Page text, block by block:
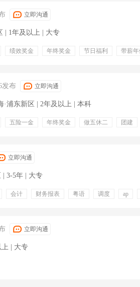
立即沟通
| 1年及以上 | 大专
绩效奖金 年终奖金 节日福利
带薪年
发布 立即沟通
·浦东新区 | 2年及以上 | 本科
五险一金 年终奖金 做五休二 团建
立即沟通
| 3-5年 | 大专
会计 财务报表 粤语 调度 ap
立即沟通
上 | 大专